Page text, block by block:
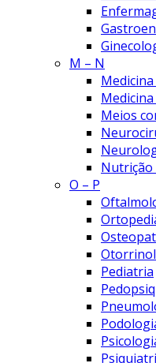
M – N
Meios
Nutrição
O – P
Pediatria